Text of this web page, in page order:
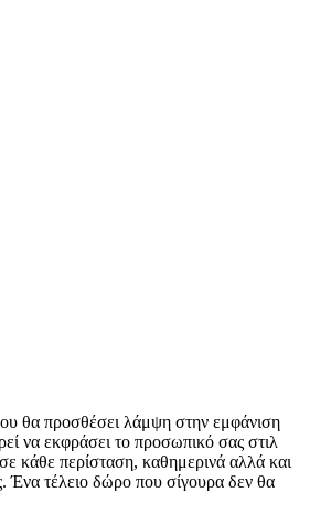
θα προσθέσει λάμψη στην εμφάνιση
να εκφράσει το προσωπικό σας στιλ
σε κάθε περίσταση, καθημερινά αλλά και
Ένα τέλειο δώρο που σίγουρα δεν θα